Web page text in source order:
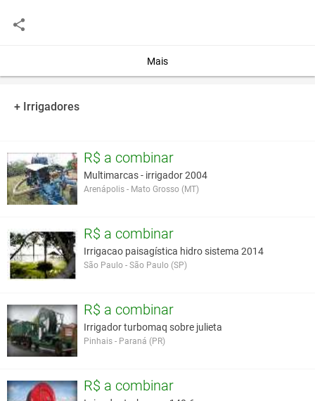
Mais
+ Irrigadores
R$ a combinar
Multimarcas - irrigador 2004
Arenápolis - Mato Grosso (MT)
R$ a combinar
Irrigacao paisagística hidro sistema 2014
São Paulo - São Paulo (SP)
R$ a combinar
Irrigador turbomaq sobre julieta
Pinhais - Paraná (PR)
R$ a combinar